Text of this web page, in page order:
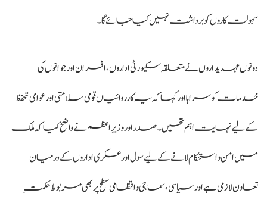
سہولت کاروں کو برداشت نہیں کیا جائے گا۔
دونوں عہدیداروں نے متعلقہ سکیورٹی اداروں، افسران اور جوانوں کی
خدمات کو سراہا اور کہا کہ یہ کارروائیاں قومی سلامتی اور عوامی تحفظ
کے لیے نہایت اہم تھیں۔ صدر اور وزیرِ اعظم نے واضح کیا کہ ملک
میں امن و استحکام لانے کے لیے سول اور عسکری اداروں کے درمیان
تعاون لازمی ہے اور سیاسی، سماجی و انتظامی سطح پر بھی مربوط حکمتِ